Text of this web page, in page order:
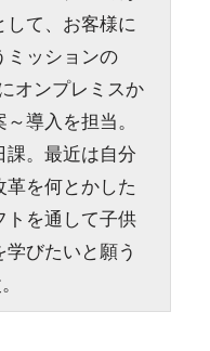
して、お客様に
ミッションの
オンプレミスか
導入を担当。
課。最近は自分
革を何とかした
トを通して子供
びたいと願う